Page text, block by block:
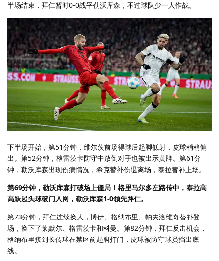
半场结束，拜仁暂时0-0战平勒沃库森，不过球队少一人作战。
下半场开始，第51分钟，维尔茨前场得球后起脚低射，皮球稍稍偏
出。第52分钟，格雷茨卡防守中放倒对手也被出示黄牌。第61分
钟，勒沃库森出现伤病情况，希克替补伤退离场，泰拉替补上场。
第69分钟，勒沃库森打破场上僵局！格里马尔多左路传中，泰拉高
高跃起头球破门入网，勒沃库森1-0领先拜仁。
第73分钟，拜仁连续换人，博伊、格纳布里、帕夫洛维奇替补登
场，换下了莱默尔、格雷茨卡和科曼。第82分钟，拜仁反击机会，
格纳布里接到长传球在禁区前起脚打门，皮球被防守球员挡出底
线。